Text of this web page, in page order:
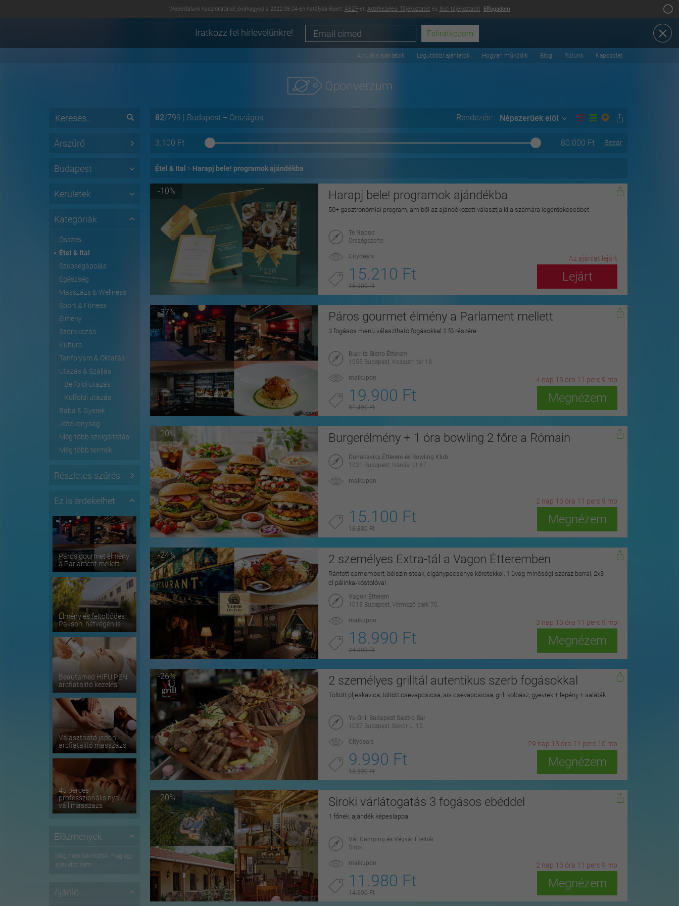
Weboldalunk használatával jóváhagyod a 2022.08.04-én hatályba lépett ÁSZF-et, Adatkezelési Tájékoztatót és Süti tájékoztatót. Elfogadom
Iratkozz fel hírlevelünkre!
Aktuális ajánlatok Legutóbbi ajánlatok Hogyan működik Blog Rólunk Kapcsolat
Árszűrő
Budapest
Kerületek
Kategóriák
Összes
Étel & Ital
Szépségápolás
Egészség
Masszázs & Wellness
Sport & Fitness
Élmény
Szórakozás
Kultúra
Tanfolyam & Oktatás
Utazás & Szállás
Belföldi utazás
Külföldi utazás
Baba & Gyerek
Jótékonyság
Még több szolgáltatás
Még több termék
Részletes szűrés
Ez is érdekelhet
Páros gourmet élmény
a Parlament mellett
Élmény és feltöltődés
Pakson, hétvégén is
Beautamed HIFU PEN
arcfiatalító kezelés
Választható japán
arcfiatalító masszázs
45 perces
professzionális nyak-
váll masszázs
Előzmények
Még nem tekintettél meg egy
ajánlatot sem
Ajánló
82/799 | Budapest + Országos Rendezés: Népszerűek elöl
3.100 Ft Bezár
80.000 Ft
Étel & Ital Harapj bele! programok ajándékba
-10% Harapj bele! programok ajándékba
50+ gasztronómiai program, amiből az ajándékozott választja ki a számára legérdekesebbet
Te Napod
Országszerte
Citydeals Az ajánlat lejárt
15.210 Ft
16.900 Ft
Lejárt
-37% Páros gourmet élmény a Parlament mellett
3 fogásos menü választható fogásokkal 2 fő részére
Biarritz Bistro Étterem
1055 Budapest, Kossuth tér 18.
maikupon 4 nap 13 óra 11 perc 8 mp
19.900 Ft
31.490 Ft
Megnézem
-20% Burgerélmény + 1 óra bowling 2 főre a Rómain
Dunakavics Étterem és Bowling Klub
1031 Budapest, Nánási út 67.
maikupon
2 nap 13 óra 11 perc 8 mp
15.100 Ft
18.880 Ft
Megnézem
-24% 2 személyes Extra-tál a Vagon Étteremben
Rántott camembert, bélszín steak, cigánypecsenye köretekkel, 1 üveg minőségi száraz borral, 2x3
cl pálinka-kóstolóval
Vagon Étterem
1013 Budapest, Vérmező park 70.
maikupon 3 nap 13 óra 11 perc 8 mp
18.990 Ft
24.990 Ft
Megnézem
-26% 2 személyes grilltál autentikus szerb fogásokkal
Töltött pljeskavica, töltött csevapcsicsa, sis csevapcsicsa, grill kolbász, gyevrek + lepény + saláták
Yu-Grill Budapest Gastro Bar
1037 Budapest, Bokor u. 12.
Citydeals 29nap 13óra 11perc 9 mp
9.990 Ft
13.590 Ft
Megnézem
-20% Siroki várlátogatás 3 fogásos ebéddel
1 főnek, ajándék képeslappal
Vár Camping és Végvár Ételbár
Sirok
maikupon 2 nap 13 óra 11 perc 8 mp
11.980 Ft
14.990 Ft
Megnézem